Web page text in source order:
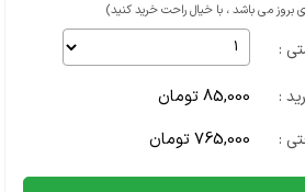
می باشد ، با خیال راحت خرید کنید)
:
: 85,000 تومان
: 765,000 تومان